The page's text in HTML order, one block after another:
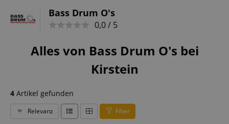
Bass Drum O's
0,0 / 5
Alles von Bass Drum O's bei
Kirstein
4 Artikel gefunden
Relevanz Filter